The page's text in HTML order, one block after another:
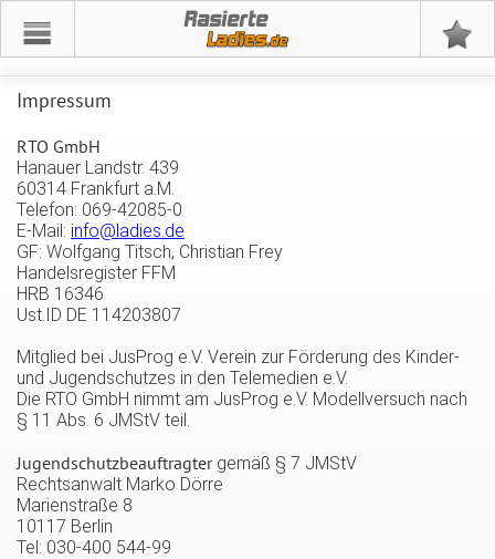
Rasierte
Impressum
RTO GmbH
Hanauer Landstr. 439
60314 Frankfurt a.M.
Telefon: 069-42085-0
E-Mail: info@ladies.de
GF: Wolfgang Titsch, Christian Frey
Handelsregister FFM
HRB 16346
Ust.ID DE 114203807
Mitglied bei JusProg e.V. Verein zur Förderung des Kinder-
und Jugendschutzes in den Telemedien e.V.
Die RTO GmbH nimmt am JusProg e.V. Modellversuch nach
§ 11 Abs. 6 JMStV teil.
Jugendschutzbeauftragtergemäß § 7 JMStV
Rechtsanwalt Marko Dörre
Marienstraße 8
10117 Berlin
Tel: 030-400 544-99